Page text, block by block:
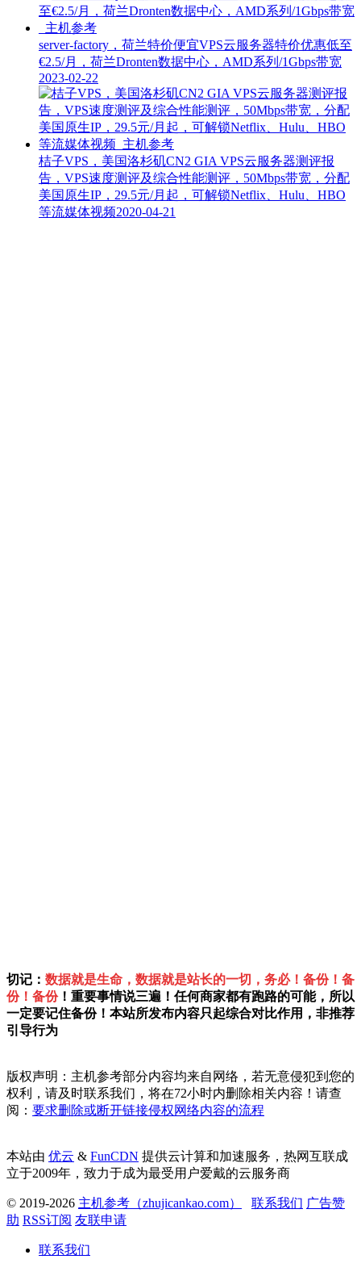
server-factory，荷兰特价便宜VPS云服务器特价优惠低至
€2.5/月，荷兰Dronten数据中心，AMD系列/1Gbps带宽
2023-02-22
桔子VPS，美国洛杉矶CN2 GIA VPS云服务器测评报
告，VPS速度测评及综合性能测评，50Mbps带宽，分配
美国原生IP，29.5元/月起，可解锁Netflix、Hulu、HBO
等流媒体视频2020-04-21
切记： 数据就是生命，数据就是站长的一切，务必！备份！备
份！备份！重要事情说三遍！任何商家都有跑路的可能，所以
一定要记住备份！本站所发布内容只起综合对比作用，非推荐
引导行为
版权声明：主机参考部分内容均来自网络，若无意侵犯到您的
权利，请及时联系我们，将在72小时内删除相关内容！请查
阅： 要求删除或断开链接侵权网络内容的流程
本站由 优云 & FunCDN 提供云计算和加速服务，热网互联成
立于2009年，致力于成为最受用户爱戴的云服务商
© 2019-2026 主机参考（zhujicankao.com） 联系我们 广告赞
助 RSS订阅 友联申请
联系我们